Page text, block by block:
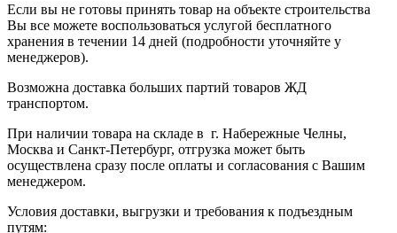
Если вы не готовы принять товар на объекте строительства
Вы все можете воспользоваться услугой бесплатного
хранения в течении 14 дней (подробности уточняйте у
менеджеров).
Возможна доставка больших партий товаров ЖД
транспортом.
При наличии товара на складе в г. Набережные Челны,
Москва и Санкт-Петербург, отгрузка может быть
осуществлена сразу после оплаты и согласования с Вашим
менеджером.
Условия доставки, выгрузки и требования к подъездным
путям: